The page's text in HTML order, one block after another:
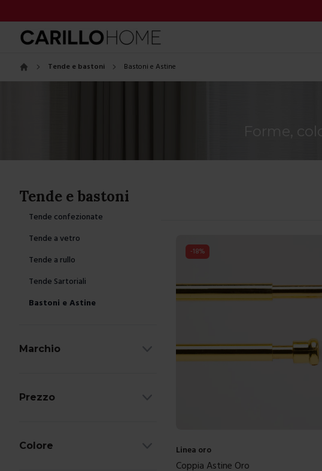
Home
Tende e bastoni Bastoni e Astine
Forme,
Tende e bastoni
Tende confezionate
Tende a vetro
Tende a rullo
Tende Sartoriali
Bastoni e Astine
Marchio
Prezzo
Colore
-18%
Linea oro
Coppia Astine Oro